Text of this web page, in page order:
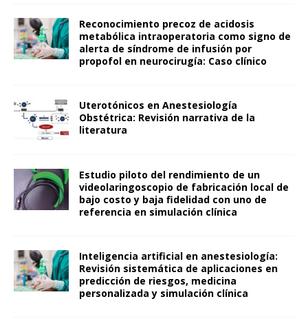
Reconocimiento precoz de acidosis
metabólica intraoperatoria como signo de
alerta de síndrome de infusión por
propofol en neurocirugía: Caso clínico
Uterotónicos en Anestesiología
Obstétrica: Revisión narrativa de la
literatura
Estudio piloto del rendimiento de un
videolaringoscopio de fabricación local de
bajo costo y baja fidelidad con uno de
referencia en simulación clínica
Inteligencia artificial en anestesiología:
Revisión sistemática de aplicaciones en
predicción de riesgos, medicina
personalizada y simulación clínica